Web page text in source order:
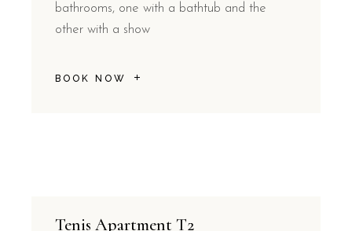
bathrooms, one with a bathtub and the
other with a show
BOOK NOW
Tenis Apartment T2